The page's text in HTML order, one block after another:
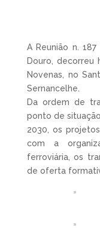
A Reunião n.
Douro, decorreu
Novenas, no
Sernancelhe.
Da ordem de
ponto de
2030, os
com a
ferroviária, os
de oferta